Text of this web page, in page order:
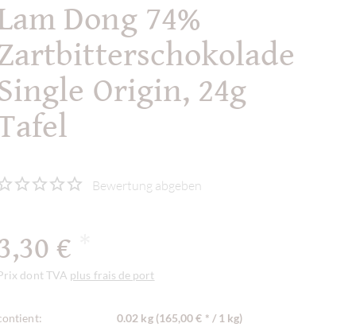
Dong 74%
Origin, 24g
Bewertung abgeben
€
dont TVA plus frais de port
0.02 kg (165,00 € * / 1 kg)